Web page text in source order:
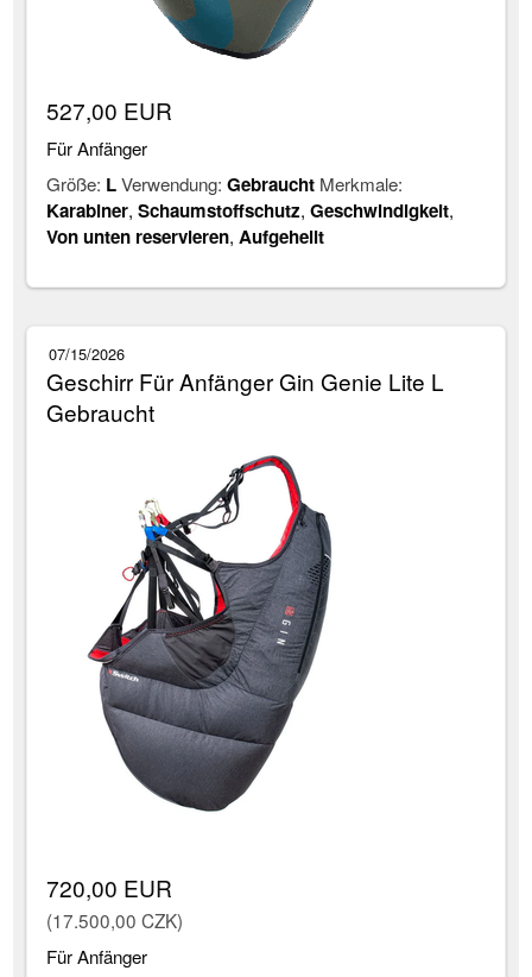
527,00 EUR
Für Anfänger
Größe: LVerwendung:Gebraucht Merkmale:
Karabiner,Schaumstoffschutz,Geschwindigkeit,
Von unten reservieren, Aufgehellt
07/15/2026
Geschirr Für Anfänger Gin Genie Lite L
Gebraucht
720,00 EUR
(17.500,00 CZK)
Für Anfänger